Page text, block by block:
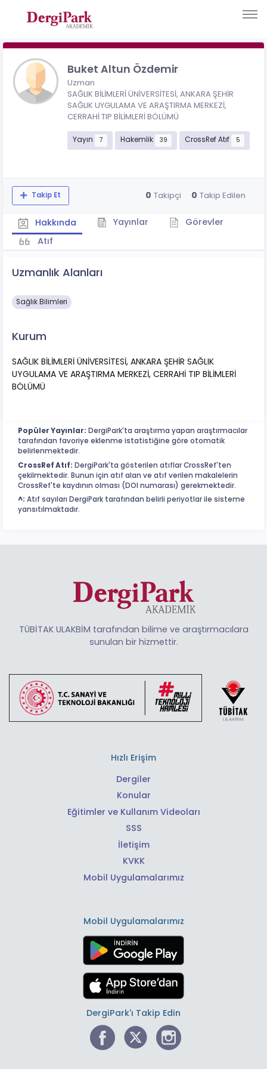
Buket Altun Özdemir
Uzman
SAĞLIK BİLİMLERİ ÜNİVERSİTESİ, ANKARA ŞEHİR
SAĞLIK UYGULAMA VE ARAŞTIRMA MERKEZİ,
CERRAHİ TIP BİLİMLERİ BÖLÜMÜ
Yayın 7 Hakemlik 39 CrossRef Atıf 5
Takip Et 0 Takipçi 0 Takip Edilen
Hakkında Yayınlar
Görevler
Atıf
Uzmanlık Alanları
Sağlık Bilimleri
Kurum
SAĞLIK BİLİMLERİ ÜNİVERSİTESİ, ANKARA ŞEHİR SAĞLIK
UYGULAMA VE ARAŞTIRMA MERKEZİ, CERRAHİ TIP BİLİMLERİ
BÖLÜMÜ
Popüler Yayınlar: DergiPark'ta araştırma yapan araştırmacılar
tarafından favoriye eklenme istatistiğine göre otomatik
belirlenmektedir.
CrossRef Atıf: DergiPark'ta gösterilen atıflar CrossRef'ten
çekilmektedir. Bunun için atıf alan ve atıf verilen makalelerin
CrossRef'te kaydının olması (DOI numarası) gerekmektedir.
^: Atıf sayıları DergiPark tarafından belirli periyotlar ile sisteme
yansıtılmaktadır.
TÜBİTAK ULAKBİM tarafından bilime ve araştırmacılara
sunulan bir hizmettir.
Hızlı Erişim
Dergiler
Konular
Eğitimler ve Kullanım Videoları
SSS
İletişim
KVKK
Mobil Uygulamalarımız
Mobil Uygulamalarımız
DergiPark'ı Takip Edin